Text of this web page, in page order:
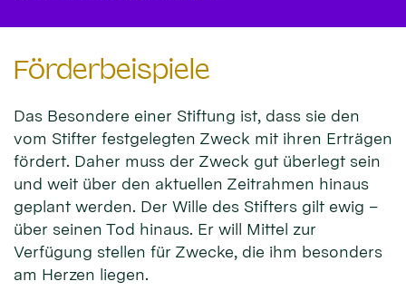
Förderbeispiele
Das Besondere einer Stiftung ist, dass sie den
vom Stifter festgelegten Zweck mit ihren Erträgen
fördert. Daher muss der Zweck gut überlegt sein
und weit über den aktuellen Zeitrahmen hinaus
geplant werden. Der Wille des Stifters gilt ewig –
über seinen Tod hinaus. Er will Mittel zur
Verfügung stellen für Zwecke, die ihm besonders
am Herzen liegen.